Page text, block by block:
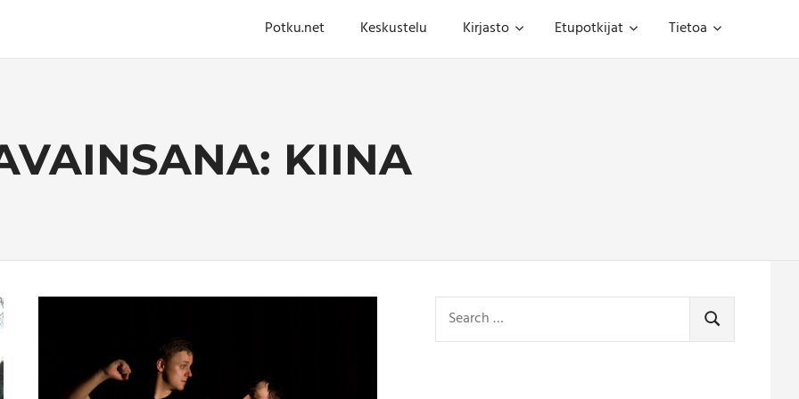
Potku.net Keskustelu Kirjasto Etupotkijat Tietoa
KIINA
for:
SEARCH